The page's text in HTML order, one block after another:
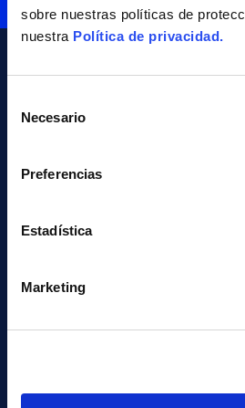
sobre nuestras políticas de
nuestra Política de privacidad.
Necesario
Preferencias
Estadística
Marketing
Plaza Eguzki 8,
T +34 948 29 02 02